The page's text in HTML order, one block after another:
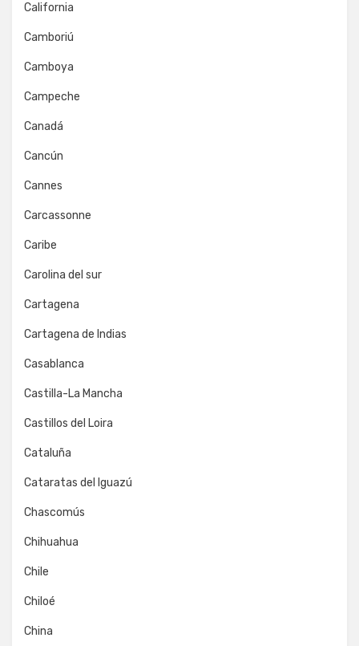
California
Camboriú
Camboya
Campeche
Canadá
Cancún
Cannes
Carcassonne
Caribe
Carolina del sur
Cartagena
Cartagena de Indias
Casablanca
Castilla-La Mancha
Castillos del Loira
Cataluña
Cataratas del Iguazú
Chascomús
Chihuahua
Chile
Chiloé
China